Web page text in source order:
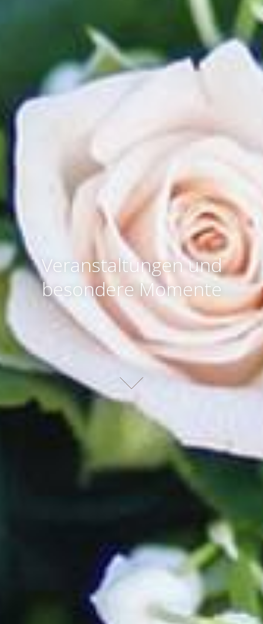
Veranstaltungen und
besondere Momente